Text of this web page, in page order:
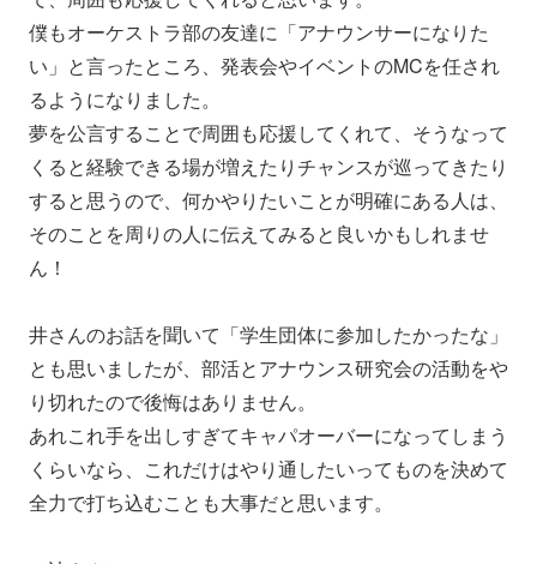
僕もオーケストラ部の友達に「アナウンサーになりた
い」と言ったところ、発表会やイベントのMCを任され
るようになりました。
夢を公言することで周囲も応援してくれて、そうなって
くると経験できる場が増えたりチャンスが巡ってきたり
すると思うので、何かやりたいことが明確にある人は、
そのことを周りの人に伝えてみると良いかもしれませ
ん！
井さんのお話を聞いて「学生団体に参加したかったな」
とも思いましたが、部活とアナウンス研究会の活動をや
り切れたので後悔はありません。
あれこれ手を出しすぎてキャパオーバーになってしまう
くらいなら、これだけはやり通したいってものを決めて
全力で打ち込むことも大事だと思います。